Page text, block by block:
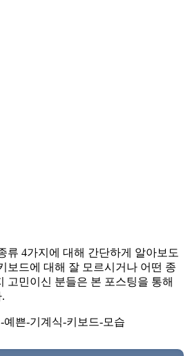
류 4가지에 대해 간단하게 알아보도
보드에 대해 잘 모르시거나 어떤 종
고민이신 분들은 본 포스팅을 통해